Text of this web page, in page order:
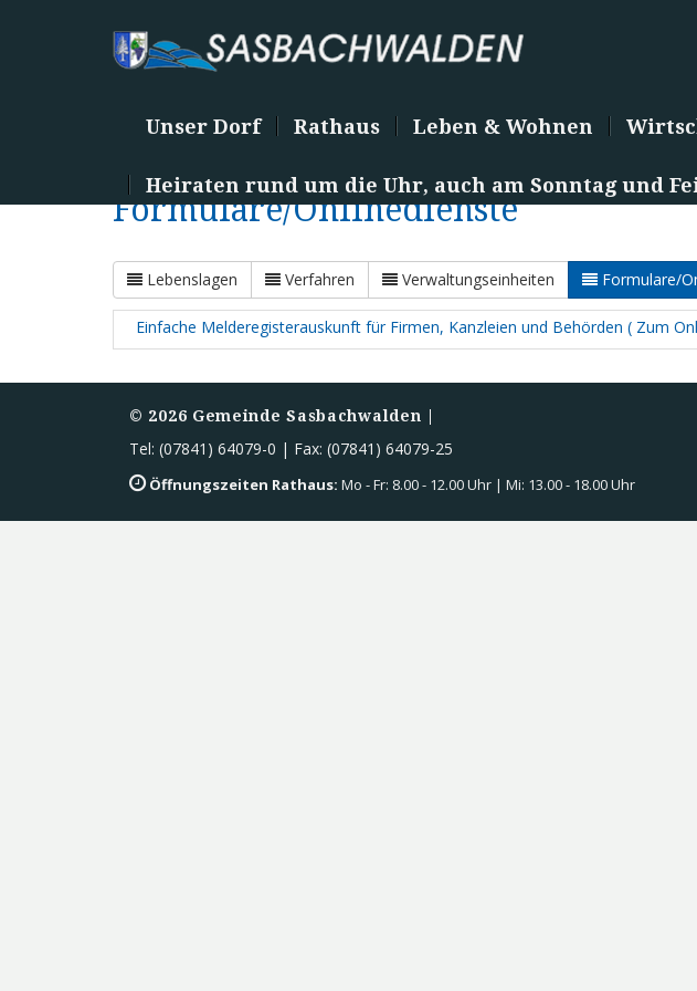
Unser Dorf Rathaus Leben & Wohnen
Heiraten rund um die Uhr, auch am Sonntag und
Formulare/Onlinedienste
Lebenslagen Verfahren Verwaltungseinheiten Formulare/
Einfache Melderegisterauskunft für Firmen, Kanzleien und Behörden ( Zum
© 2026 Gemeinde Sasbachwalden |
Tel: (07841) 64079-0 | Fax: (07841) 64079-25
Öffnungszeiten Rathaus: Mo - Fr: 8.00 - 12.00 Uhr | Mi: 13.00 - 18.00 Uhr